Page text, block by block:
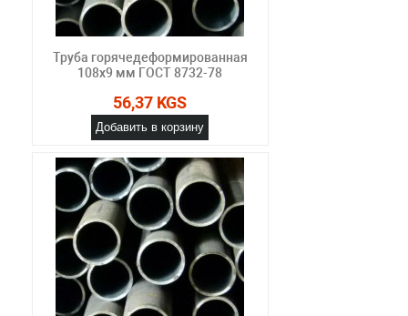
Труба горячедеформированная
108х9 мм ГОСТ 8732-78
56,37 KGS
Добавить в корзину